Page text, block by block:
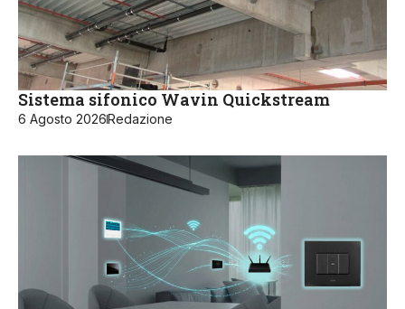
Sistema sifonico Wavin Quickstream
6 Agosto 2026 Redazione